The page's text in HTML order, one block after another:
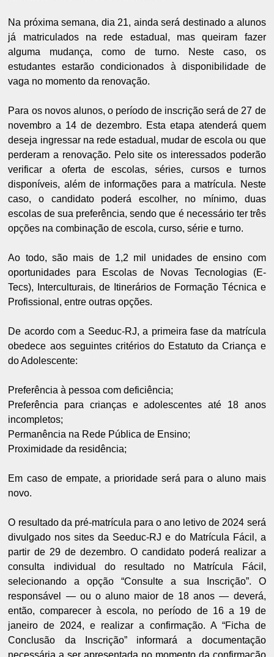
Na próxima semana, dia 21, ainda será destinado a alunos
já matriculados na rede estadual, mas queiram fazer
alguma mudança, como de turno. Neste caso, os
estudantes estarão condicionados à disponibilidade de
vaga no momento da renovação.
Para os novos alunos, o período de inscrição será de 27 de
novembro a 14 de dezembro. Esta etapa atenderá quem
deseja ingressar na rede estadual, mudar de escola ou que
perderam a renovação. Pelo site os interessados poderão
verificar a oferta de escolas, séries, cursos e turnos
disponíveis, além de informações para a matrícula. Neste
caso, o candidato poderá escolher, no mínimo, duas
escolas de sua preferência, sendo que é necessário ter três
opções na combinação de escola, curso, série e turno.
Ao todo, são mais de 1,2 mil unidades de ensino com
oportunidades para Escolas de Novas Tecnologias (E-
Tecs), Interculturais, de Itinerários de Formação Técnica e
Profissional, entre outras opções.
De acordo com a Seeduc-RJ, a primeira fase da matrícula
obedece aos seguintes critérios do Estatuto da Criança e
do Adolescente:
Preferência à pessoa com deficiência;
Preferência para crianças e adolescentes até 18 anos
incompletos;
Permanência na Rede Pública de Ensino;
Proximidade da residência;
Em caso de empate, a prioridade será para o aluno mais
novo.
O resultado da pré-matrícula para o ano letivo de 2024 será
divulgado nos sites da Seeduc-RJ e do Matrícula Fácil, a
partir de 29 de dezembro. O candidato poderá realizar a
consulta individual do resultado no Matrícula Fácil,
selecionando a opção “Consulte a sua Inscrição”. O
responsável — ou o aluno maior de 18 anos — deverá,
então, comparecer à escola, no período de 16 a 19 de
janeiro de 2024, e realizar a confirmação. A “Ficha de
Conclusão da Inscrição” informará a documentação
necessária a ser apresentada no momento da confirmação